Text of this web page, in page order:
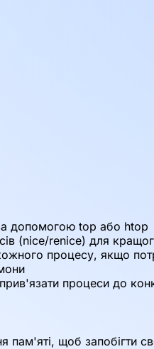
допомогою top або htop
(nice/renice) для
процесу, якщо
процеси до
пам'яті, щоб запобігти